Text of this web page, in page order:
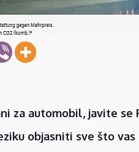
za automobil, javite se
objasniti sve što vas